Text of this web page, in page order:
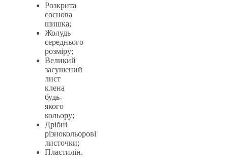
Розкрита
соснова
шишка;
Жолудь
середнього
розміру;
Великий
засушений
лист
клена
будь-
якого
кольору;
Дрібні
різнокольорові
листочки;
Пластилін.